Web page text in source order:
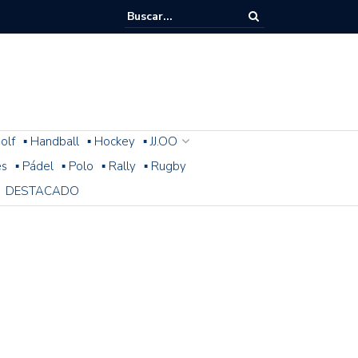
▪ Handball ▪ Hockey ▪ JJ.OO
▪ Pádel ▪ Polo ▪ Rally ▪ Rugby
DESTACADO